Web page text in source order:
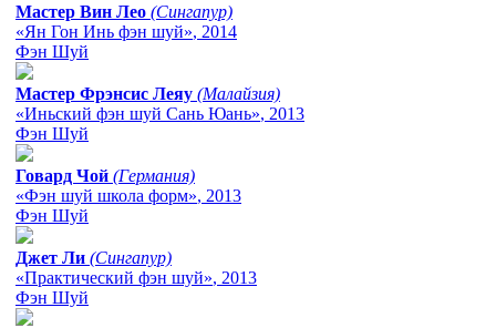
Мастер Вин Лео (Сингапур)
«Ян Гон Инь фэн шуй», 2014
Фэн Шуй
Мастер Фрэнсис Леяу (Малайзия)
«Иньский фэн шуй Сань Юань», 2013
Фэн Шуй
Говард Чой (Германия)
«Фэн шуй школа форм», 2013
Фэн Шуй
Джет Ли (Сингапур)
«Практический фэн шуй», 2013
Фэн Шуй